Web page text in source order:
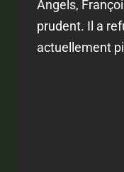
Angels,
prudent. Il a
actuellement